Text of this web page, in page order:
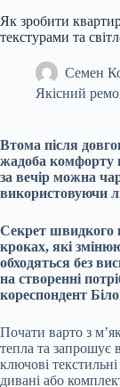
Як зробити
текстурами та
Семен
Якісний
Втома після
жадоба комфорту
за вечір можна
використовуючи
Секрет швидкого
кроках, які
обходяться без
на створенні
кореспондент
Почати варто з
тепла та запрошує
ключові
дивані або